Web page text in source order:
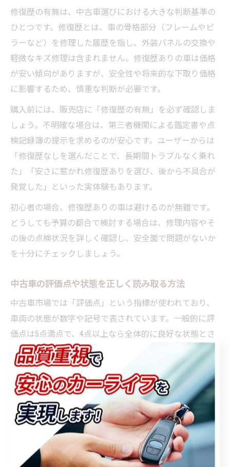
修復歴の有無は、中古車選びにおける大きな判断基準の
ひとつです。修復歴とは、車の骨格部分（フレームやピ
ラーなど）を修理した履歴を指し、外装パネルの交換や
軽微なキズ修理は含まれません。修復歴ありの車は価格
が安い傾向がありますが、安全性や将来的な下取り価格
に影響するため、慎重な判断が必要です。
購入前には、販売店に「修復歴の有無」を必ず確認しま
しょう。不明確な場合は、第三者機関による鑑定書や点
検記録簿の提示を求めるのが安心です。ユーザーからは
「修復歴なしを選んだことで、長期間トラブルなく乗れ
た」「安さに惹かれ修復歴ありを選び、後から不具合が
発覚した」といった実体験もあります。
初心者の場合、修復歴ありの車は避けるのが無難です。
どうしても予算の都合で検討する場合は、修理内容やそ
の後の点検状況を詳しく確認し、安全面で問題がないか
を十分にチェックしましょう。
中古車の評価点や状態を正しく読み取る方法
中古車市場では「評価点」という指標が使われており、
車両の状態が数字や記号で表されています。一般的に評
価点は5点満点で、4点以上なら全体的に良好な状態とさ
れますが、あくまで外観や内装の評価が中心です。機関
系や修復歴の有無は別途確認が必要となります。
評価点だけでなく、付随する「車両状態表」や「点検記
録簿」を必ずチェックしましょう。たとえば、評価点4点
の車両でも細かなキズや消耗品の交換時期が近い場合が
あります。実際のユーザーからは「評価点は高かった
が、現車確認で消耗部品の劣化を発見した」といった体
験談も寄せられています。